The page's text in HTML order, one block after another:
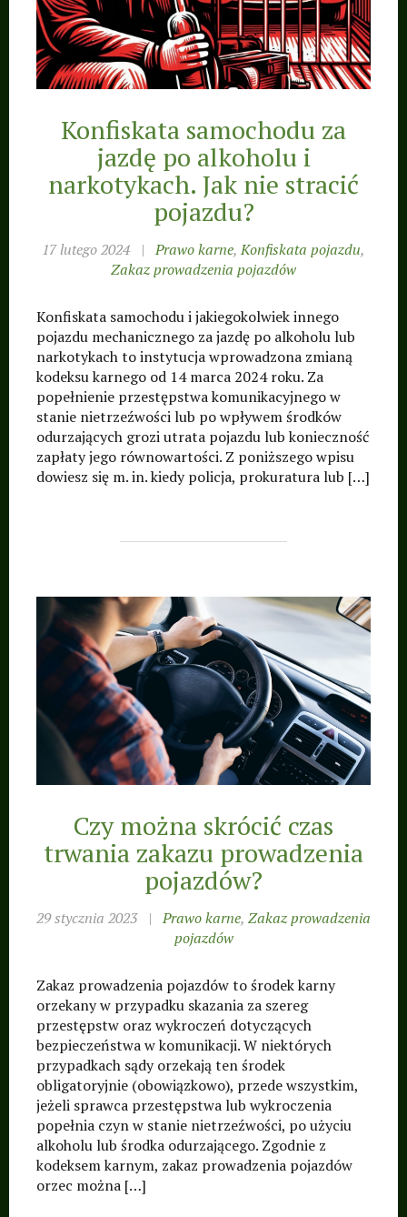
frankowe, pozew,
apelacja, tymczasowe
aresztowanie,
umowa, sporządzanie
umów, pożyczka,
najem, dzierżawa,
porady prawne ·
Warszawa, Śródmieście,
Ochota, Żoliborz, Wola,
Włochy, Ursus,
Ursynów, Wilanów,
Praga, Praga-Północ,
Praga-Południe,
Targówek, Wawer,
Białołęka, Rembertów,
Wesoła, mazowieckie
Konfiskata samochodu za
jazdę po alkoholu i
narkotykach. Jak nie stracić
pojazdu?
17 lutego 2024 |Prawo karne,Konfiskata pojazdu,
Zakaz prowadzenia pojazdów
Konfiskata samochodu i jakiegokolwiek innego
pojazdu mechanicznego za jazdę po alkoholu lub
narkotykach to instytucja wprowadzona zmianą
kodeksu karnego od 14 marca 2024 roku. Za
popełnienie przestępstwa komunikacyjnego w
stanie nietrzeźwości lub po wpływem środków
odurzających grozi utrata pojazdu lub konieczność
zapłaty jego równowartości. Z poniższego wpisu
dowiesz się m. in. kiedy policja, prokuratura lub […]
Czy można skrócić czas
trwania zakazu prowadzenia
pojazdów?
29 stycznia 2023|Prawo karne, Zakaz prowadzenia
pojazdów
Zakaz prowadzenia pojazdów to środek karny
orzekany w przypadku skazania za szereg
przestępstw oraz wykroczeń dotyczących
bezpieczeństwa w komunikacji. W niektórych
przypadkach sądy orzekają ten środek
obligatoryjnie (obowiązkowo), przede wszystkim,
jeżeli sprawca przestępstwa lub wykroczenia
popełnia czyn w stanie nietrzeźwości, po użyciu
alkoholu lub środka odurzającego. Zgodnie z
kodeksem karnym, zakaz prowadzenia pojazdów
orzec można […]